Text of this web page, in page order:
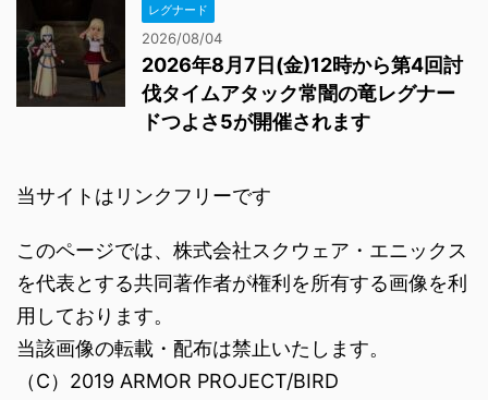
レグナード
2026/08/04
2026年8月7日(金)12時から第4回討
伐タイムアタック常闇の竜レグナー
ドつよさ5が開催されます
当サイトはリンクフリーです
このページでは、株式会社スクウェア・エニックス
を代表とする共同著作者が権利を所有する画像を利
用しております。
当該画像の転載・配布は禁止いたします。
（C）2019 ARMOR PROJECT/BIRD